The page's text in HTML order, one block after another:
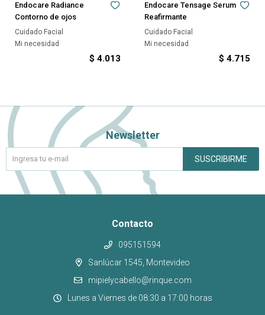
Endocare Radiance
Contorno de ojos
Cuidado Facial
Mi necesidad
$ 4.013
Endocare Tensage Serum
Reafirmante
Cuidado Facial
Mi necesidad
$ 4.715
Contacto
095151594
Sanlúcar 1545, Montevideo
mipielycabello@rinque.com
Lunes a Viernes de 08:30 a 17:00 horas
Newsletter
SUSCRIBIRME